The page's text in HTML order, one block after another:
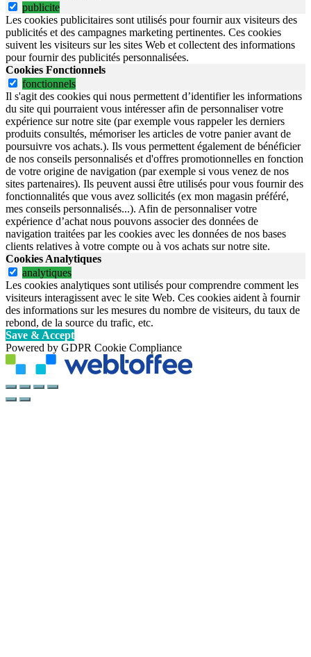
publicite
Les cookies publicitaires sont utilisés pour fournir aux visiteurs des
publicités et des campagnes marketing pertinentes. Ces cookies
suivent les visiteurs sur les sites Web et collectent des informations
pour fournir des publicités personnalisées.
Cookies Fonctionnels
fonctionnels
Il s'agit des cookies qui nous permettent d’identifier les informations
du site qui pourraient vous intéresser afin de personnaliser votre
expérience sur notre site (par exemple vous rappeler les derniers
produits consultés, mémoriser les articles de votre panier avant de
poursuivre vos achats.). Ils vous permettent également de bénéficier
de nos conseils personnalisés et d'offres promotionnelles en fonction
de votre origine de navigation (par exemple si vous venez de nos
sites partenaires). Ils peuvent aussi être utilisés pour vous fournir des
fonctionnalités que vous avez sollicités (ex mon magasin préféré,
mes conseils personnalisés...). Afin de personnaliser votre
expérience d’achat nous pouvons associer des données de
navigation traitées par les cookies avec les données de nos bases
clients relatives à votre compte ou à vos achats sur notre site.
Cookies Analytiques
analytiques
Les cookies analytiques sont utilisés pour comprendre comment les
visiteurs interagissent avec le site Web. Ces cookies aident à fournir
des informations sur les mesures du nombre de visiteurs, du taux de
rebond, de la source du trafic, etc.
Save & Accept
Powered by GDPR Cookie Compliance